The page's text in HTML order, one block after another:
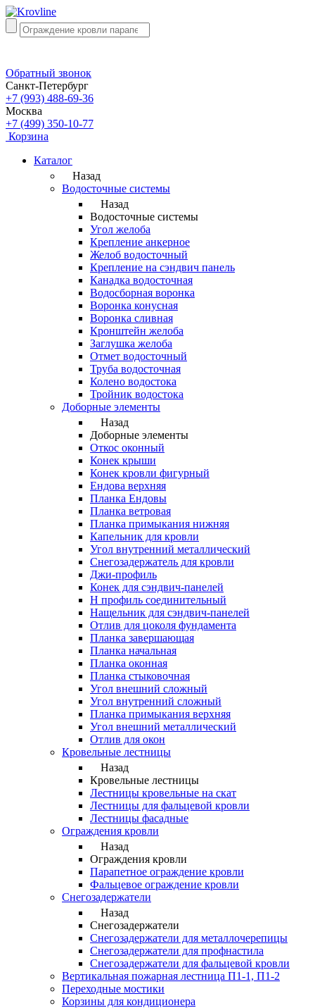
Обратный звонок
Санкт-Петербург
+7 (993) 488-69-36
Москва
+7 (499) 350-10-77
Корзина
Каталог
Назад
Водосточные системы
Назад
Водосточные системы
Угол желоба
Крепление анкерное
Желоб водосточный
Крепление на сэндвич панель
Канадка водосточная
Водосборная воронка
Воронка конусная
Воронка сливная
Кронштейн желоба
Заглушка желоба
Отмет водосточный
Труба водосточная
Колено водостока
Тройник водостока
Доборные элементы
Назад
Доборные элементы
Откос оконный
Конек крыши
Конек кровли фигурный
Ендова верхняя
Планка Ендовы
Планка ветровая
Планка примыкания нижняя
Капельник для кровли
Угол внутренний металлический
Снегозадержатель для кровли
Джи-профиль
Конек для сэндвич-панелей
Н профиль соединительный
Нащельник для сэндвич-панелей
Отлив для цоколя фундамента
Планка завершающая
Планка начальная
Планка оконная
Планка стыковочная
Угол внешний сложный
Угол внутренний сложный
Планка примыкания верхняя
Угол внешний металлический
Отлив для окон
Кровельные лестницы
Назад
Кровельные лестницы
Лестницы кровельные на скат
Лестницы для фальцевой кровли
Лестницы фасадные
Ограждения кровли
Назад
Ограждения кровли
Парапетное ограждение кровли
Фальцевое ограждение кровли
Снегозадержатели
Назад
Снегозадержатели
Снегозадержатели для металлочерепицы
Снегозадержатели для профнастила
Снегозадержатели для фальцевой кровли
Вертикальная пожарная лестница П1-1, П1-2
Переходные мостики
Корзины для кондиционера